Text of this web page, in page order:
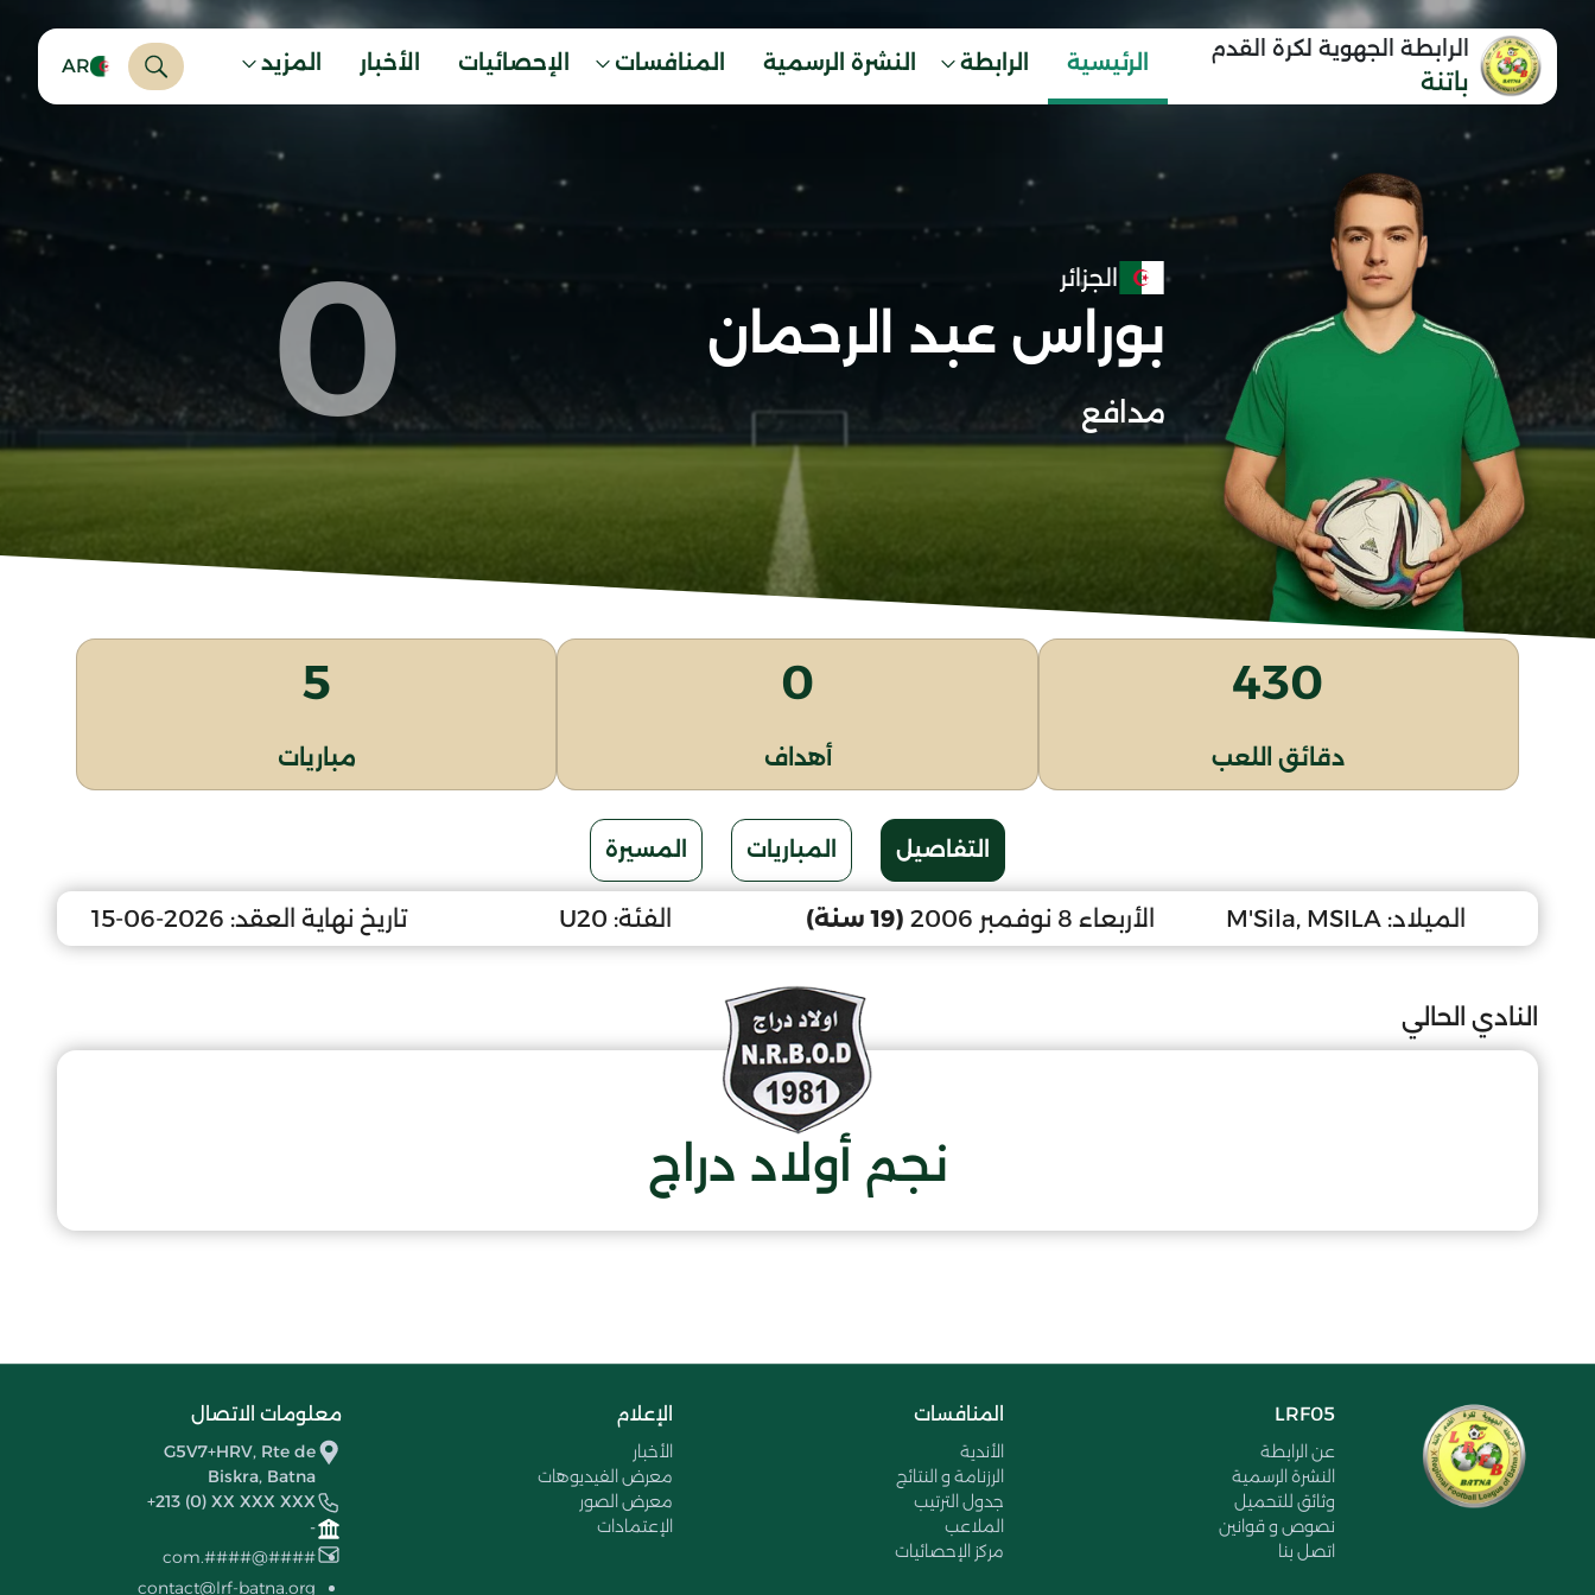
الرابطة الجهوية لكرة القدم
باتنة
الرئيسية الرابطة النشرة الرسمية المنافسات الإحصائيات الأخبار المزيد AR
الجزائر
بوراس عبد الرحمان
مدافع 0
430
دقائق اللعب
0
أهداف
5
مباريات
التفاصيل المباريات المسيرة
الميلاد: M'Sila, MSILA الأربعاء 8 نوفمبر 2006 (19 سنة) الفئة: U20 تاريخ نهاية العقد: 2026-06-15
النادي الحالي
نجم أولاد دراج
LRF05
عن الرابطة
النشرة الرسمية
وثائق للتحميل
نصوص و قوانين
اتصل بنا
المنافسات
الأندية
الرزنامة و النتائج
جدول الترتيب
الملاعب
مركز الإحصائيات
الإعلام
الأخبار
معرض الفيديوهات
معرض الصور
الإعتمادات
معلومات الاتصال
G5V7+HRV, Rte de
Biskra, Batna
+213 (0) XX XXX XXX
-
####@####.com
contact@lrf-batna.org